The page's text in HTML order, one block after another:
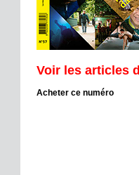
Voir les articles
Acheter ce numéro